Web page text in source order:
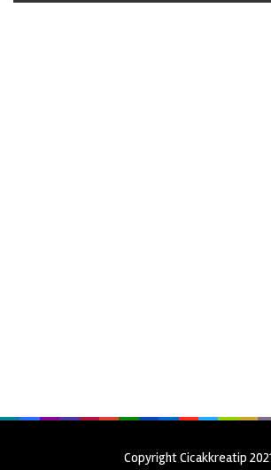
Copyright Cicakkreatip